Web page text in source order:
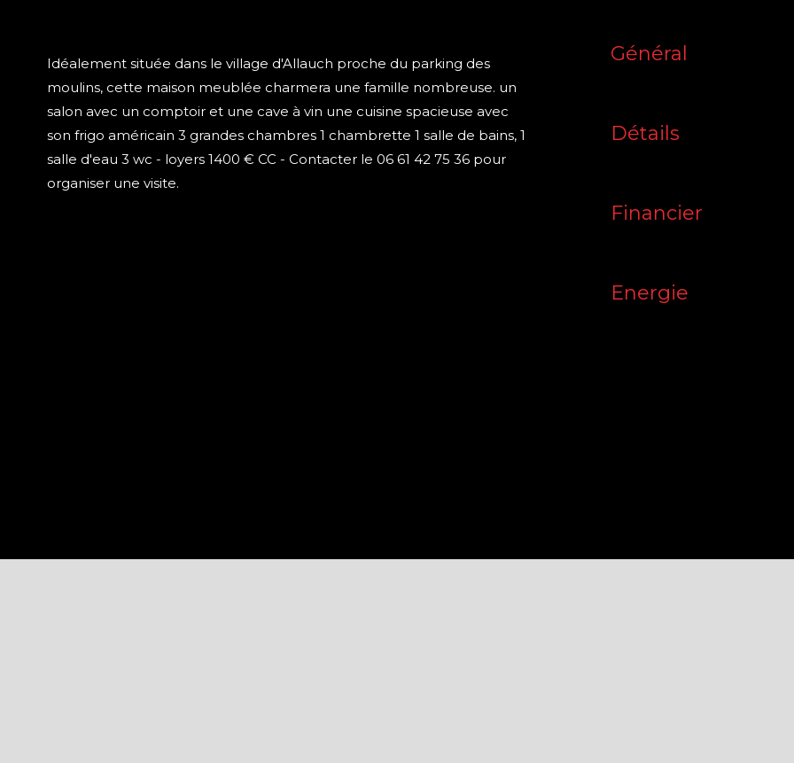
Idéalement située dans le village d'Allauch proche du parking des
moulins, cette maison meublée charmera une famille nombreuse. un
salon avec un comptoir et une cave à vin une cuisine spacieuse avec
son frigo américain 3 grandes chambres 1 chambrette 1 salle de bains, 1
salle d'eau 3 wc - loyers 1400 € CC - Contacter le 06 61 42 75 36 pour
organiser une visite.
Général
Détails
Financier
Energie